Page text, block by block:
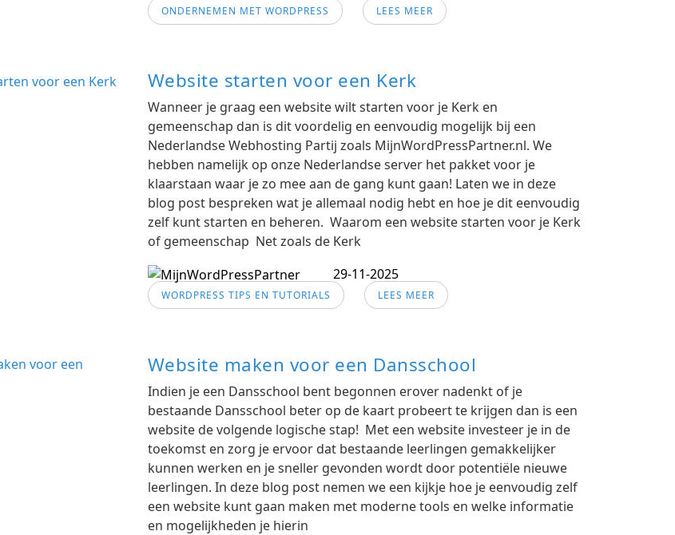
ONDERNEMEN MET WORDPRESS LEES MEER
Website starten voor een Kerk
Wanneer je graag een website wilt starten voor je Kerk en
gemeenschap dan is dit voordelig en eenvoudig mogelijk bij een
Nederlandse Webhosting Partij zoals MijnWordPressPartner.nl. We
hebben namelijk op onze Nederlandse server het pakket voor je
klaarstaan waar je zo mee aan de gang kunt gaan! Laten we in deze
blog post bespreken wat je allemaal nodig hebt en hoe je dit eenvoudig
zelf kunt starten en beheren. Waarom een website starten voor je Kerk
of gemeenschap Net zoals de Kerk
29-11-2025
WORDPRESS TIPS EN TUTORIALS LEES MEER
Website maken voor een Dansschool
Indien je een Dansschool bent begonnen erover nadenkt of je
bestaande Dansschool beter op de kaart probeert te krijgen dan is een
website de volgende logische stap! Met een website investeer je in de
toekomst en zorg je ervoor dat bestaande leerlingen gemakkelijker
kunnen werken en je sneller gevonden wordt door potentiële nieuwe
leerlingen. In deze blog post nemen we een kijkje hoe je eenvoudig zelf
een website kunt gaan maken met moderne tools en welke informatie
en mogelijkheden je hierin